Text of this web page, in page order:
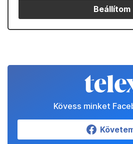
Beállítom
Kövess minket